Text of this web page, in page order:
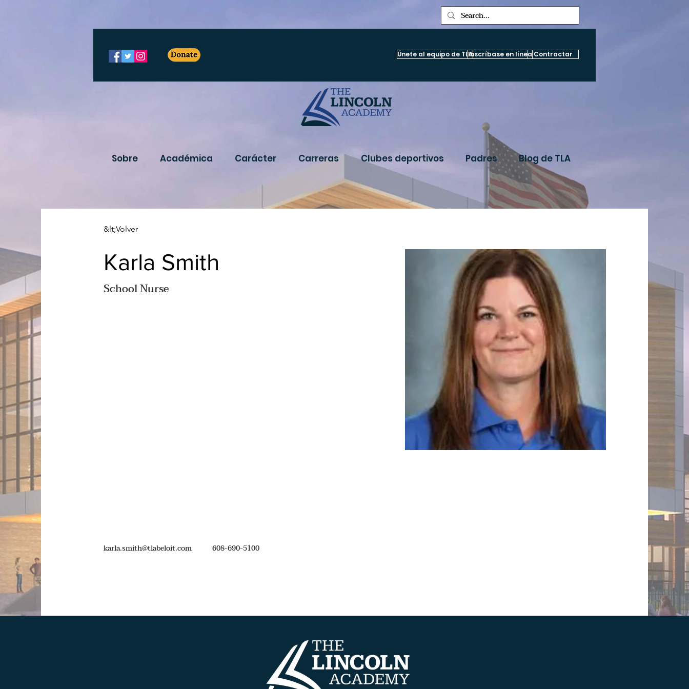
Únete al equipo de TLAInscríbase en línea Contractar
Sobre Académica Carácter Carreras Clubes deportivos Padres Blog de TLA
&lt;Volver
Karla Smith
School Nurse
karla.smith@tlabeloit.com 608-690-5100